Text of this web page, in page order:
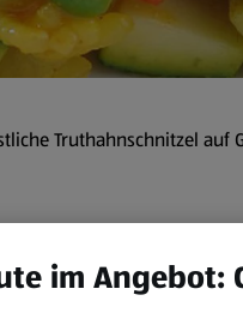
Truthahnschnitzel
im Angebot: